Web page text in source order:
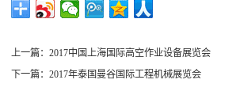
上一篇：2017中国上海国际高空作业设备展览会
下一篇：2017年泰国曼谷国际工程机械展览会